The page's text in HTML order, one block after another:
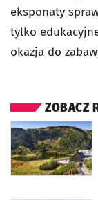
eksponaty
tylko
okazja do
ZOBACZ
otworzy się w